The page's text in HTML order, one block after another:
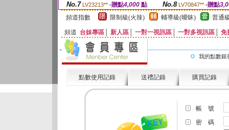
No.7 LV23213** -贈點4,000 點 No.8 LV70847** -贈點
頻道指數
限制級(火辣) 輔導級(曖昧) 普通
頻道 台妹專區 新人區 一對一視訊區 一對多視訊區 免
我的點數銀
點數使用記錄 送禮記錄 購買記錄
帳 號
密 碼